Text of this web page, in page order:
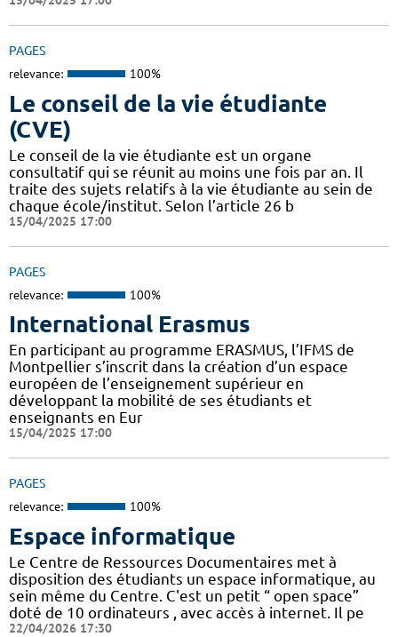
PAGES
relevance: 100%
Le conseil de la vie étudiante
(CVE)
Le conseil de la vie étudiante est un organe
consultatif qui se réunit au moins une fois par an. Il
traite des sujets relatifs à la vie étudiante au sein de
chaque école/institut. Selon l’article 26 b
15/04/2025 17:00
PAGES
relevance: 100%
International Erasmus
En participant au programme ERASMUS, l’IFMS de
Montpellier s’inscrit dans la création d’un espace
européen de l’enseignement supérieur en
développant la mobilité de ses étudiants et
enseignants en Eur
15/04/2025 17:00
PAGES
relevance: 100%
Espace informatique
Le Centre de Ressources Documentaires met à
disposition des étudiants un espace informatique, au
sein même du Centre. C'est un petit “ open space”
doté de 10 ordinateurs , avec accès à internet. Il pe
22/04/2026 17:30